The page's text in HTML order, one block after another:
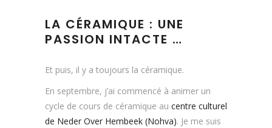
LA CÉRAMIQUE : UNE
PASSION INTACTE …
Et puis, il y a toujours la céramique.
En septembre, j’ai commencé à animer un
cycle de cours de céramique au centre culturel
de Neder Over Hembeek (Nohva). Je me suis